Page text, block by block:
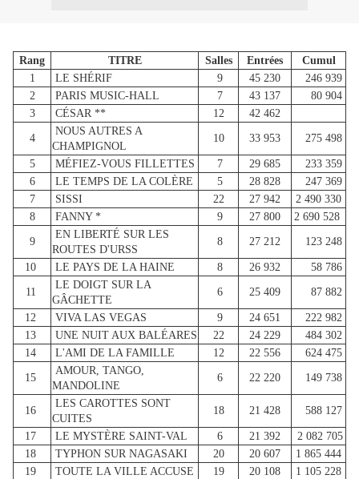
Rang TITRE Salles Entrées
Cumul
1
LE SHÉRIF 9 45 230
246 939
2
PARIS MUSIC-HALL 7 43 137
80 904
3
CÉSAR ** 12 42 462
4
NOUS AUTRES A
CHAMPIGNOL
10 33 953 275 498
5 MÉFIEZ-VOUS FILLETTES 7 29 685
233 359
6
LE TEMPS DE LA COLÈRE 5 28 828
247 369
7
SISSI 22 27 942
2 490 330
8
FANNY * 9 27 800 2 690 528
9
EN LIBERTÉ SUR LES
ROUTES D'URSS
8 27 212 123 248
10 LE PAYS DE LA HAINE 8 26 932 58 786
11
LE DOIGT SUR LA
GÂCHETTE
6 25 409 87 882
12 VIVA LAS VEGAS 9 24 651
222 982
13
UNE NUIT AUX BALÉARES 22 24 229
484 302
14
L'AMI DE LA FAMILLE 12 22 556 624 475
15
AMOUR, TANGO,
MANDOLINE
6 22 220 149 738
16
LES CAROTTES SONT
CUITES
18 21 428 588 127
17 LE MYSTÈRE SAINT-VAL 6 21 392
2 082 705
18
TYPHON SUR NAGASAKI 20 20 607
1 865 444
19
TOUTE LA VILLE ACCUSE 19 20 108
1 105 228